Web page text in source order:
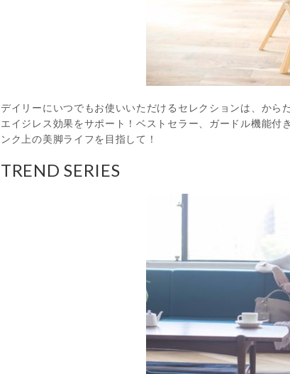
デイリーにいつでもお使いいただけるセレクションは、から
エイジレス効果をサポート！ベストセラー、ガードル機能
ンク上の美脚ライフを目指して！
TREND SERIES